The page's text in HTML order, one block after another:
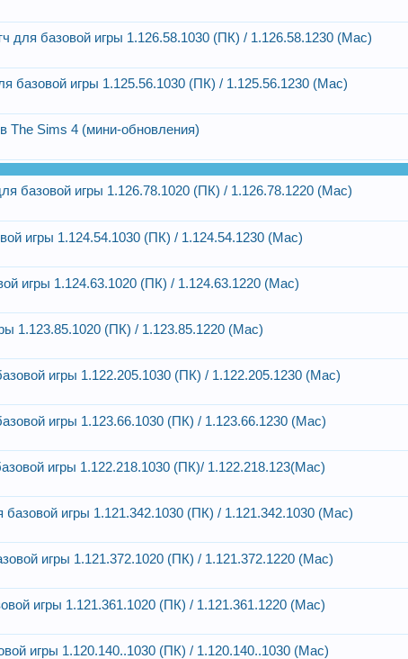
для базовой игры 1.126.58.1030 (ПК) / 1.126.58.1230 (Mac)
базовой игры 1.125.56.1030 (ПК) / 1.125.56.1230 (Mac)
The Sims 4 (мини-обновления)
базовой игры 1.126.78.1020 (ПК) / 1.126.78.1220 (Mac)
игры 1.124.54.1030 (ПК) / 1.124.54.1230 (Mac)
игры 1.124.63.1020 (ПК) / 1.124.63.1220 (Mac)
1.123.85.1020 (ПК) / 1.123.85.1220 (Mac)
игры 1.122.205.1030 (ПК) / 1.122.205.1230 (Mac)
игры 1.123.66.1030 (ПК) / 1.123.66.1230 (Mac)
игры 1.122.218.1030 (ПК)/ 1.122.218.123(Mac)
игры 1.121.342.1030 (ПК) / 1.121.342.1030 (Mac)
игры 1.121.372.1020 (ПК) / 1.121.372.1220 (Mac)
игры 1.121.361.1020 (ПК) / 1.121.361.1220 (Mac)
игры 1.120.140..1030 (ПК) / 1.120.140..1030 (Mac)